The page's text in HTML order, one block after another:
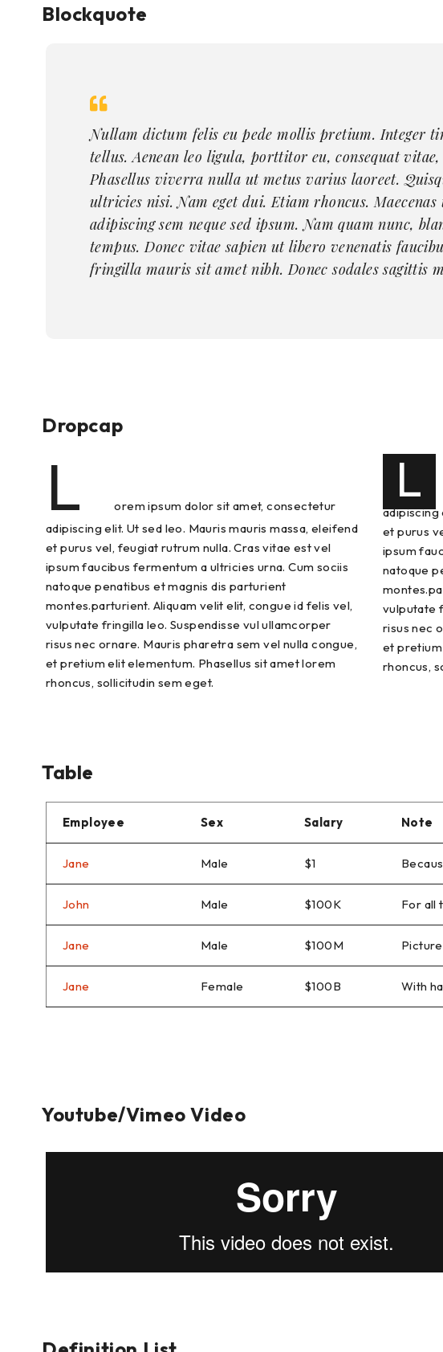
Blockquote
Nullam dictum felis eu pede mollis pretium. Integer
tellus. Aenean leo ligula, porttitor eu, consequat
Phasellus viverra nulla ut metus varius laoreet.
ultricies nisi. Nam eget dui. Etiam rhoncus.
adipiscing sem neque sed ipsum. Nam quam nunc,
tempus. Donec vitae sapien ut libero venenatis
fringilla mauris sit amet nibh. Donec sodales sagittis
Dropcap
L
orem ipsum dolor sit amet, consectetur
adipiscing elit. Ut sed leo. Mauris mauris massa, eleifend
et purus vel, feugiat rutrum nulla. Cras vitae est vel
ipsum faucibus fermentum a ultricies urna. Cum sociis
natoque penatibus et magnis dis parturient
montes.parturient. Aliquam velit elit, congue id felis vel,
vulputate fringilla leo. Suspendisse vul ullamcorper
risus nec ornare. Mauris pharetra sem vel nulla congue,
et pretium elit elementum. Phasellus sit amet lorem
rhoncus, sollicitudin sem eget.
L
adipiscing
et purus
ipsum
natoque
vulputate
risus nec
et
rhoncus,
Table
Employee Sex Salary Note
Jane Male $1
John Male $100K For all
Jane Male $100M
Jane Female $100B With
Youtube/Vimeo Video